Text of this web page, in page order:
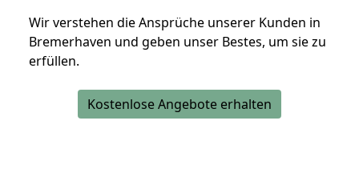
Wir verstehen die Ansprüche unserer Kunden in
Bremerhaven und geben unser Bestes, um sie zu
erfüllen.
Kostenlose Angebote erhalten